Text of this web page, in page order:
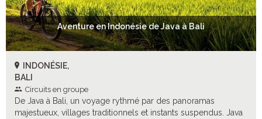
Aventure en Indonésie de Java à Bali
INDONÉSIE,
BALI
Circuits en groupe
De Java à Bali, un voyage rythmé par des panoramas
majestueux, villages traditionnels et instants suspendus. Java